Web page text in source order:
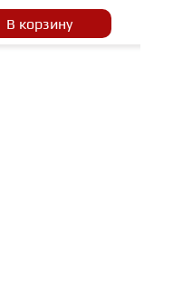
В корзину